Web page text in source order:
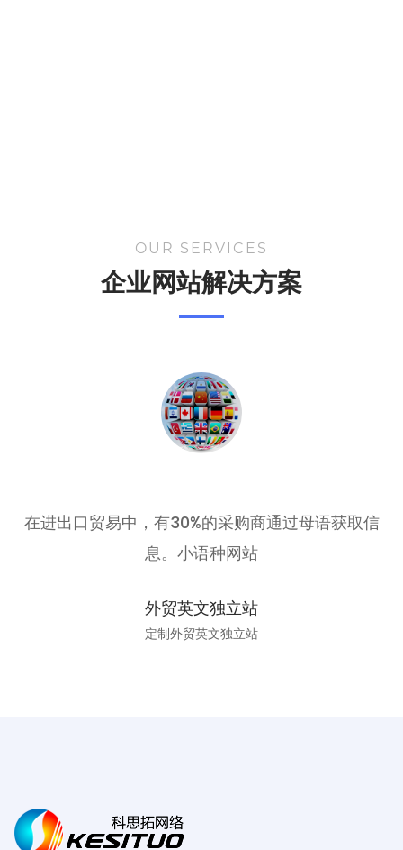
OUR SERVICES
企业网站解决方案
在进出口贸易中，有30%的采购商通过母语获取信
息。小语种网站
外贸英文独立站
定制外贸英文独立站